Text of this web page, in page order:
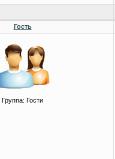
Гость
Группа: Гости